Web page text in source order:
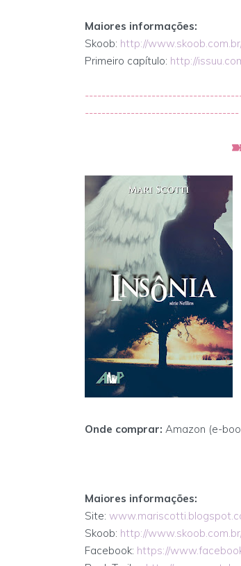
Maiores informações:
Skoob: http://
Primeiro capítulo: http://
-------------------------------------
Onde comprar: Amazon (e-
Maiores informações:
Site:
Skoob: http://
Facebook: https://